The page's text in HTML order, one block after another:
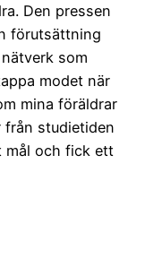
Den pressen
förutsättning
som
modet när
mina föräldrar
från studietiden
mål och fick ett